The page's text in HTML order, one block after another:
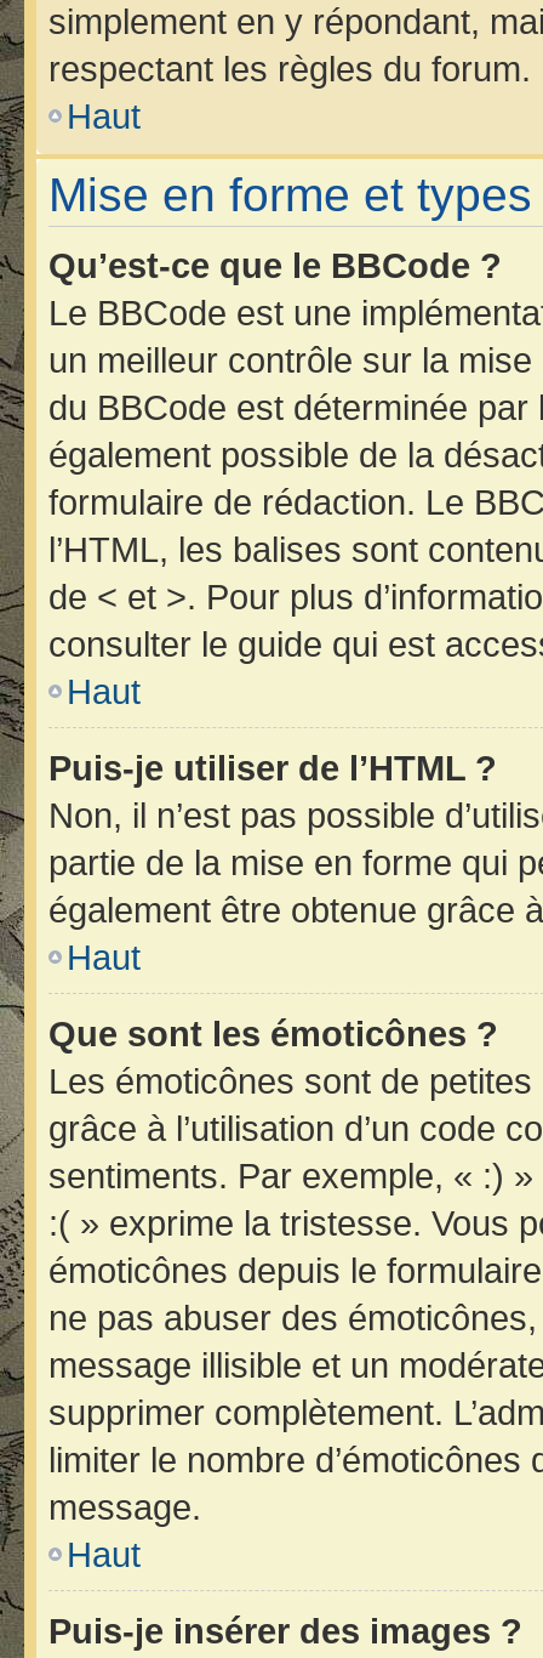
simplement en y répondant,
respectant les règles du forum.
Haut
Mise en forme et
Qu’est-ce que le BBCode ?
Le BBCode est une
un meilleur contrôle sur la mise
du BBCode est déterminée par
également possible de la
formulaire de rédaction. Le
l’HTML, les balises sont
de < et >. Pour plus
consulter le guide qui est
Haut
Puis-je utiliser de l’HTML ?
Non, il n’est pas possible
partie de la mise en forme qui
également être obtenue grâce
Haut
Que sont les émoticônes ?
Les émoticônes sont de
grâce à l’utilisation d’un code
sentiments. Par exemple, « :)
:( » exprime la tristesse. Vous
émoticônes depuis le
ne pas abuser des
message illisible et un
supprimer complètement.
limiter le nombre
message.
Haut
Puis-je insérer des images ?